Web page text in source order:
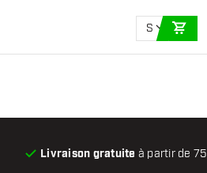
S
Livraison gratuite à partir de